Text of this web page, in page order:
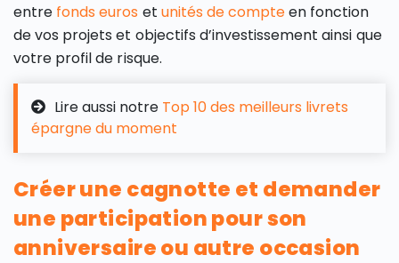
entre fonds euros et unités de compteen fonction
de vos projets et objectifs d’investissement ainsi que
votre profil de risque.
Lire aussi notre Top 10 des meilleurs livrets
épargne du moment
Créer une cagnotte et demander
une participation pour son
anniversaire ou autre occasion